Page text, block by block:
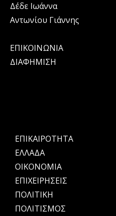
Δέδε Ιωάννα
Αντωνίου Γιάννης
ΕΠΙΚΟΙΝΩΝΙΑ
ΔΙΑΦΗΜΙΣΗ
ΕΠΙΚΑΙΡΟΤΗΤΑ
ΕΛΛΑΔΑ
OIKONOMIA
ΕΠΙΧΕΙΡΗΣΕΙΣ
ΠΟΛΙΤΙΚΗ
ΠΟΛΙΤΙΣΜΟΣ